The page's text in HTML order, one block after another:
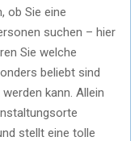
ob Sie eine
suchen – hier
Sie welche
beliebt sind
kann. Allein
stellt eine tolle